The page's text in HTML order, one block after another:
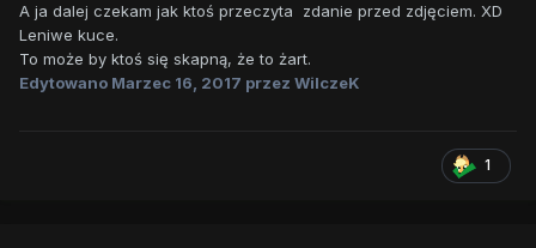
A ja dalej czekam jak ktoś przeczyta zdanie przed zdjęciem. XD
Leniwe kuce.
To może by ktoś się skapną, że to żart.
Edytowano Marzec 16, 2017 przez WilczeK
1